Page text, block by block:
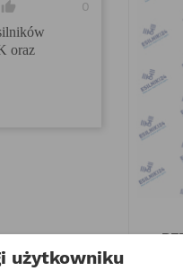
thumb_up_alt 0
oraz
Czytaj więcej
użytkowniku